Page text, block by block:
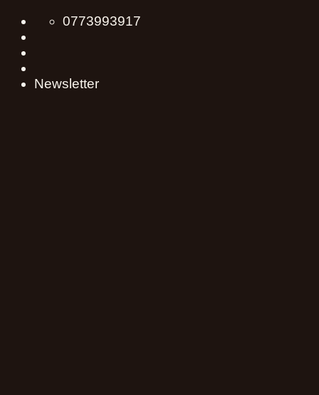
Skip
content
0773993917
Newsletter